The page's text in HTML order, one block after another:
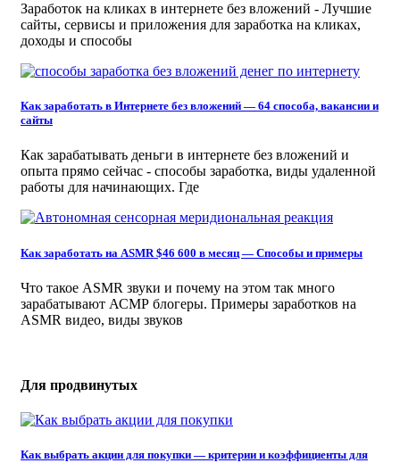
Заработок на кликах в интернете без вложений - Лучшие
сайты, сервисы и приложения для заработка на кликах,
доходы и способы
Как заработать в Интернете без вложений — 64 способа, вакансии и
сайты
Как зарабатывать деньги в интернете без вложений и
опыта прямо сейчас - способы заработка, виды удаленной
работы для начинающих. Где
Как заработать на ASMR $46 600 в месяц — Способы и примеры
Что такое ASMR звуки и почему на этом так много
зарабатывают АСМР блогеры. Примеры заработков на
ASMR видео, виды звуков
Для продвинутых
Как выбрать акции для покупки — критерии и коэффициенты для